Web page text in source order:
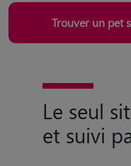
Trouver un pet
Le seul
et suivi